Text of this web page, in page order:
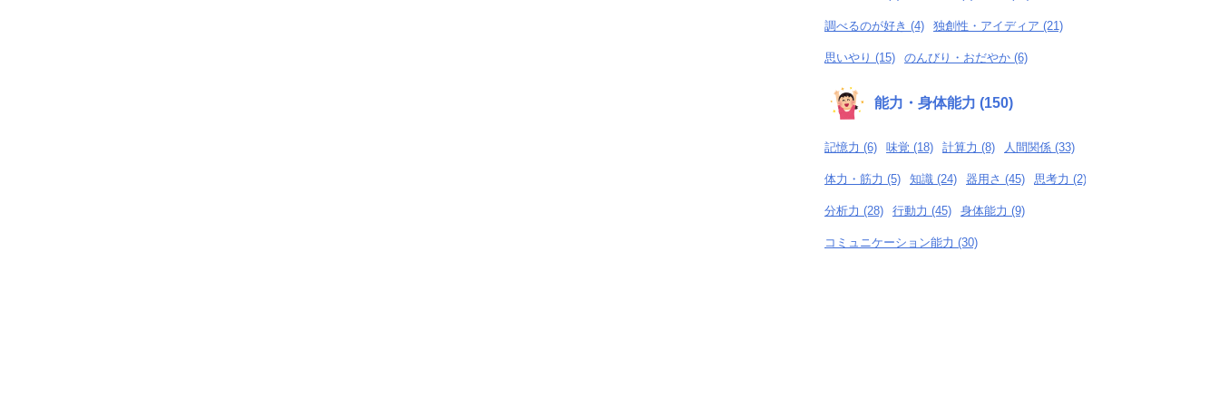
調べるのが好き (4) 独創性・アイディア (21)
思いやり (15) のんびり・おだやか (6)
能力・身体能力 (150)
記憶力 (6) 味覚 (18) 計算力 (8) 人間関係 (33)
体力・筋力 (5) 知識 (24) 器用さ (45) 思考力 (2)
分析力 (28) 行動力 (45) 身体能力 (9)
コミュニケーション能力 (30)